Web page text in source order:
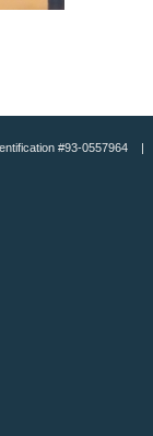
#93-0557964 |